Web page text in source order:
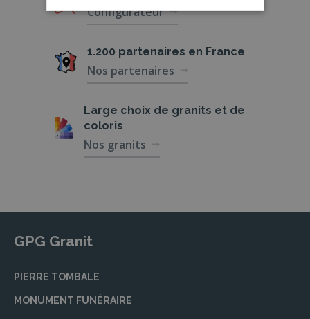
Configurateur
1.200 partenaires en France
Nos partenaires
Large choix de granits et de
coloris
Nos granits
GPG Granit
PIERRE TOMBALE
MONUMENT FUNÉRAIRE